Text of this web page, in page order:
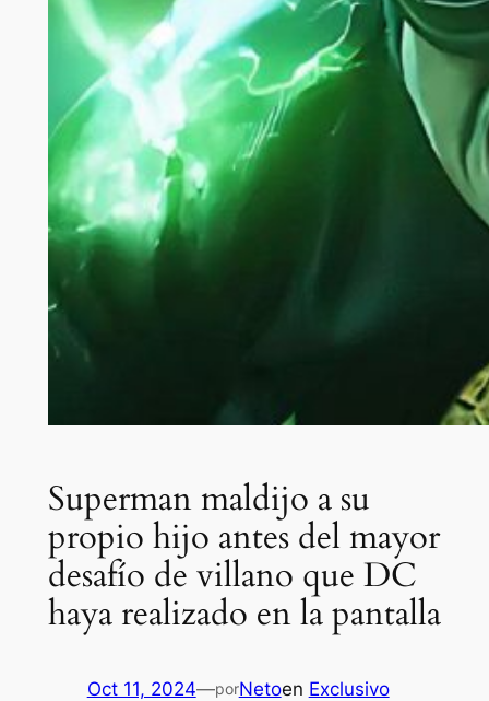
Superman maldijo a su
propio hijo antes del mayor
desafío de villano que DC
haya realizado en la pantalla
Oct 11, 2024—porNetoen Exclusivo